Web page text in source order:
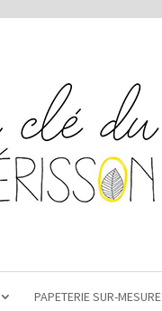
PAPETERIE SUR-MESURE